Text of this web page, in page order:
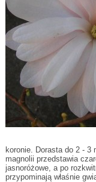
koronie. Dorasta do 2 -
magnolii przedstawia
jasnoróżowe, a po
przypominają właśnie